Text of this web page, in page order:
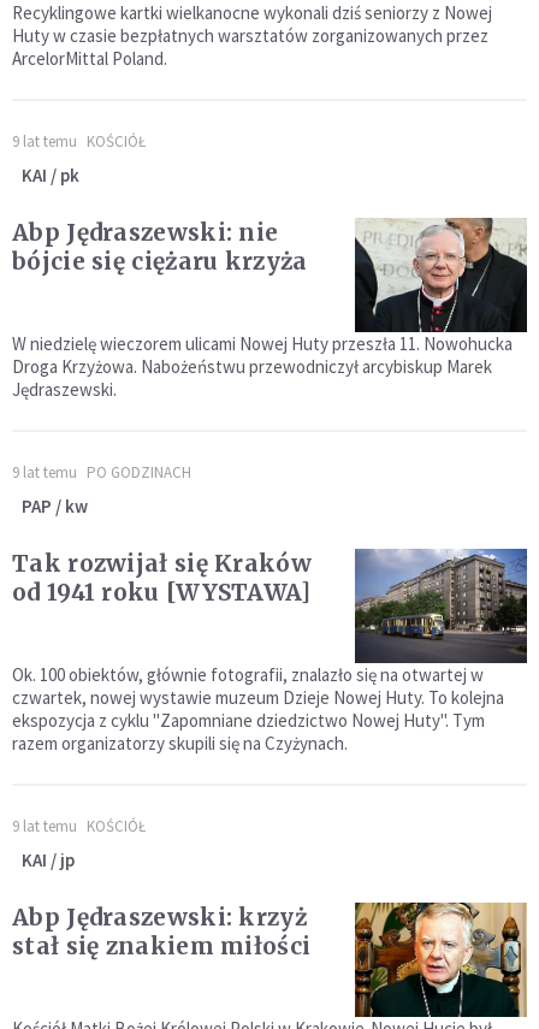
Recyklingowe kartki wielkanocne wykonali dziś seniorzy z Nowej
Huty w czasie bezpłatnych warsztatów zorganizowanych przez
ArcelorMittal Poland.
9 lat temu KOŚCIÓŁ
KAI / pk
Abp Jędraszewski: nie
bójcie się ciężaru krzyża
W niedzielę wieczorem ulicami Nowej Huty przeszła 11. Nowohucka
Droga Krzyżowa. Nabożeństwu przewodniczył arcybiskup Marek
Jędraszewski.
9 lat temu PO GODZINACH
PAP / kw
Tak rozwijał się Kraków
od 1941 roku [WYSTAWA]
Ok. 100 obiektów, głównie fotografii, znalazło się na otwartej w
czwartek, nowej wystawie muzeum Dzieje Nowej Huty. To kolejna
ekspozycja z cyklu "Zapomniane dziedzictwo Nowej Huty". Tym
razem organizatorzy skupili się na Czyżynach.
9 lat temu KOŚCIÓŁ
KAI / jp
Abp Jędraszewski: krzyż
stał się znakiem miłości